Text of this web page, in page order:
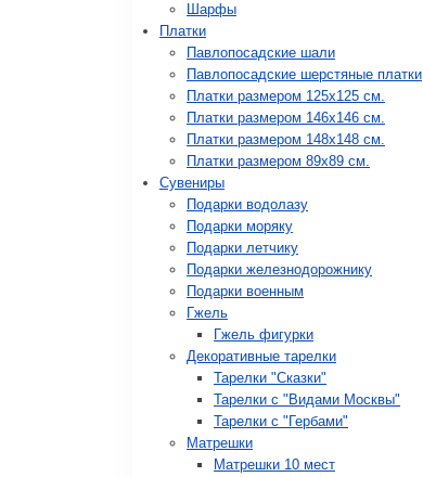
Шарфы
Платки
Павлопосадские шали
Павлопосадские шерстяные платки
Платки размером 125х125 см.
Платки размером 146х146 см.
Платки размером 148х148 см.
Платки размером 89х89 см.
Сувениры
Подарки водолазу
Подарки моряку
Подарки летчику
Подарки железнодорожнику
Подарки военным
Гжель
Гжель фигурки
Декоративные тарелки
Тарелки "Сказки"
Тарелки с "Видами Москвы"
Тарелки с "Гербами"
Матрешки
Матрешки 10 мест